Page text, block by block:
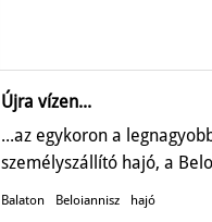
Újra vízen...
...az egykoron a
személyszállító hajó, a
Balaton Beloiannisz hajó